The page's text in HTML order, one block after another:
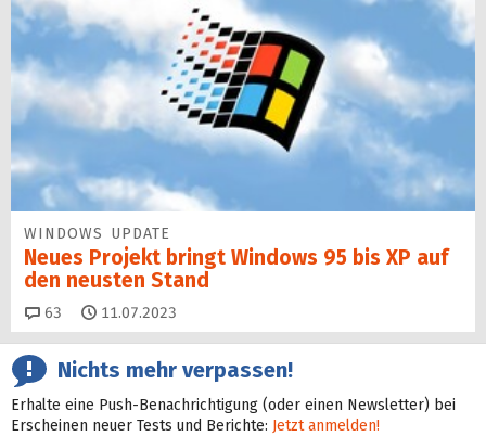
WINDOWS UPDATE
Neues Projekt bringt Windows 95 bis XP auf
den neusten Stand
63 Kommentare
11.07.2023
Nichts mehr verpassen!
Erhalte eine Push-Benachrichtigung (oder einen Newsletter) bei
Erscheinen neuer Tests und Berichte: Jetzt anmelden!